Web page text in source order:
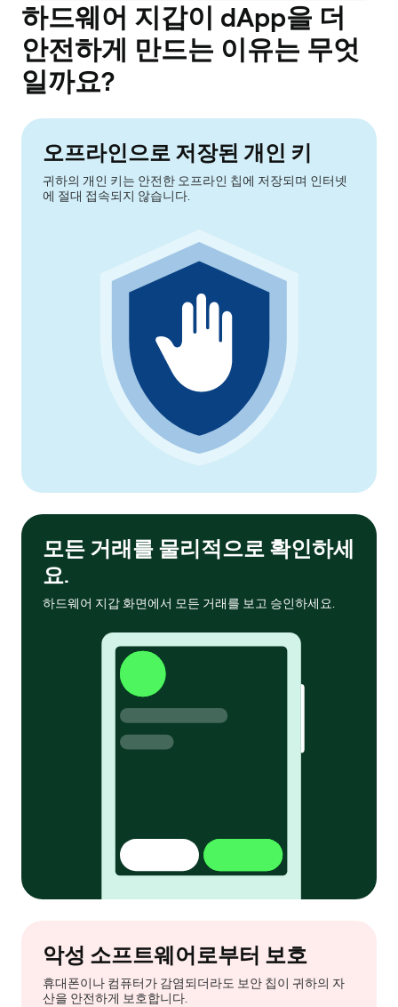
하드웨어 지갑이 dApp을 더
안전하게 만드는 이유는 무엇
일까요?
오프라인으로 저장된 개인 키
귀하의 개인 키는 안전한 오프라인 칩에 저장되며 인터넷
에 절대 접속되지 않습니다.
모든 거래를 물리적으로 확인하세
요.
하드웨어 지갑 화면에서 모든 거래를 보고 승인하세요.
악성 소프트웨어로부터 보호
휴대폰이나 컴퓨터가 감염되더라도 보안 칩이 귀하의 자
산을 안전하게 보호합니다.